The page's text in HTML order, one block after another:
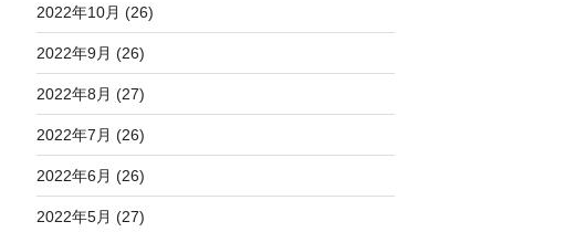
2022年10月 (26)
2022年9月 (26)
2022年8月 (27)
2022年7月 (26)
2022年6月 (26)
2022年5月 (27)